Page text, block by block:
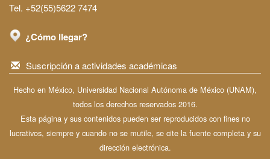
Tel. +52(55)5622 7474
¿Cómo llegar?
Suscripción a actividades académicas
Hecho en México, Universidad Nacional Autónoma de México (UNAM),
todos los derechos reservados 2016.
Esta página y sus contenidos pueden ser reproducidos con fines no
lucrativos, siempre y cuando no se mutile, se cite la fuente completa y su
dirección electrónica.